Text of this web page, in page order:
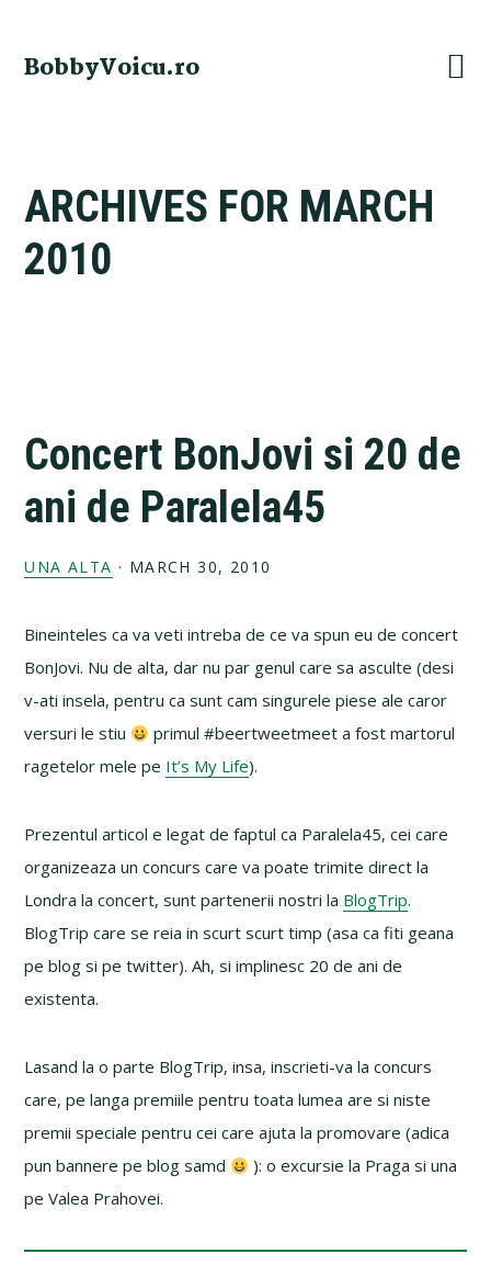
primary
main
primary
footer
BobbyVoicu.ro
ARCHIVES FOR MARCH
2010
Concert BonJovi si 20 de
ani de Paralela45
UNA ALTA · MARCH 30, 2010
Bineinteles ca va veti intreba de ce va spun eu de concert
BonJovi. Nu de alta, dar nu par genul care sa asculte (desi
v-ati insela, pentru ca sunt cam singurele piese ale caror
versuri le stiu
primul #beertweetmeet a fost martorul
ragetelor mele pe It’s My Life).
Prezentul articol e legat de faptul ca Paralela45, cei care
organizeaza un concurs care va poate trimite direct la
Londra la concert, sunt partenerii nostri la BlogTrip.
BlogTrip care se reia in scurt scurt timp (asa ca fiti geana
pe blog si pe twitter). Ah, si implinesc 20 de ani de
existenta.
Lasand la o parte BlogTrip, insa, inscrieti-va la concurs
care, pe langa premiile pentru toata lumea are si niste
premii speciale pentru cei care ajuta la promovare (adica
pun bannere pe blog samd
): o excursie la Praga si una
pe Valea Prahovei.